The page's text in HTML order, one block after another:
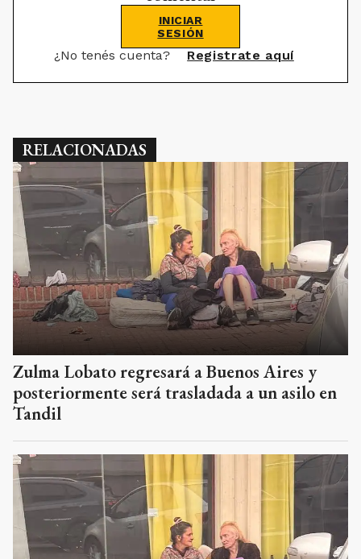
INICIAR
SESIÓN
¿No tenés cuenta? Registrate aquí
RELACIONADAS
Zulma Lobato regresará a Buenos Aires y
posteriormente será trasladada a un asilo en
Tandil